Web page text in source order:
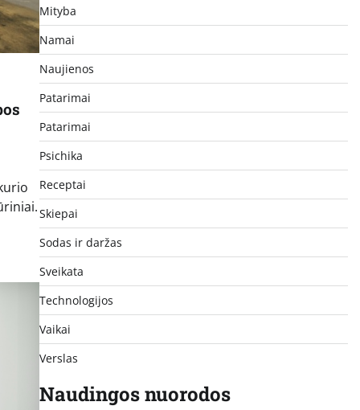
Mityba
Namai
Naujienos
Patarimai
Patarimai
Psichika
Receptai
Skiepai
Sodas ir daržas
Sveikata
Technologijos
Vaikai
Verslas
Naudingos nuorodos